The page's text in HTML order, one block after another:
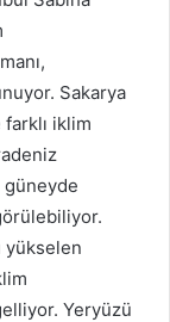
Sakarya
iklim
güneyde
yükselen
Yeryüzü